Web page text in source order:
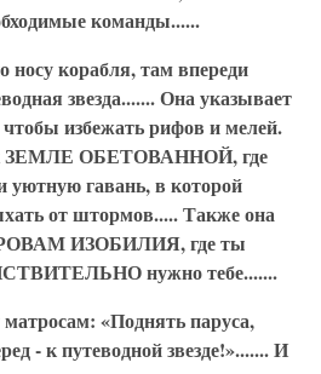
команды......
носу корабля, там впереди
звезда....... Она указывает
избежать рифов и мелей.
к ЗЕМЛЕ ОБЕТОВАННОЙ, где
гавань, в которой
от штормов..... Также она
ИЗОБИЛИЯ, где ты
нужно тебе.......
«Поднять паруса,
- к путеводной звезде!»....... И